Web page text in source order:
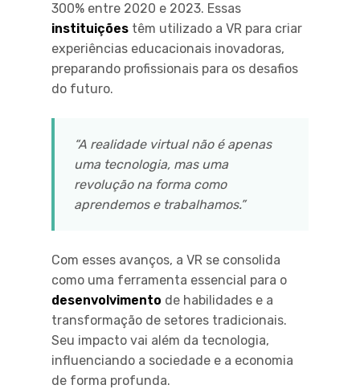
300% entre 2020 e 2023. Essas
instituições têm utilizado a VR para criar
experiências educacionais inovadoras,
preparando profissionais para os desafios
do futuro.
“A realidade virtual não é apenas
uma tecnologia, mas uma
revolução na forma como
aprendemos e trabalhamos.”
Com esses avanços, a VR se consolida
como uma ferramenta essencial para o
desenvolvimento de habilidades e a
transformação de setores tradicionais.
Seu impacto vai além da tecnologia,
influenciando a sociedade e a economia
de forma profunda.